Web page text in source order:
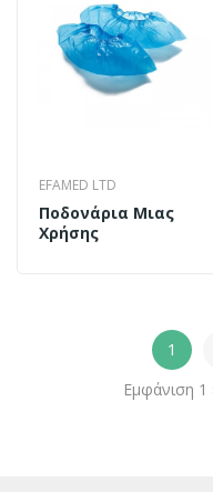
EFAMED LTD
Ποδoνάρια Μιας
Χρήσης
1
Εμφάνιση